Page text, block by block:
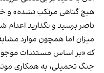
هیچ گناهی مرتکب نشده» و
ناصر برسید و نگذارید اعدام
میزان اما همچون موارد
که «بر اساس مستندات موجود
جنگ تحمیلی، به همکاری